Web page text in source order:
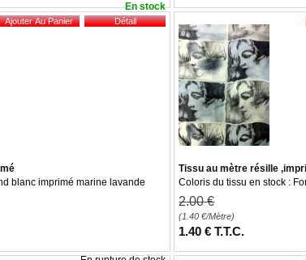
En stock
blanc imprimé marine lavande
Tissu au mètre résille
Coloris du tissu en stock :
2.00 €
(1.40€/Mètre)
1.40 € T.T.C.